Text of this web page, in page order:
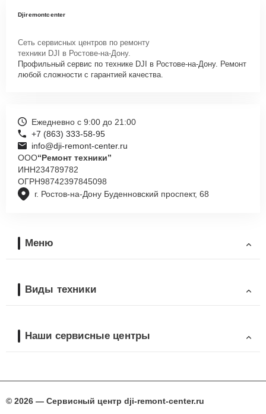
Djiremontcenter
Сеть сервисных центров по ремонту
техники DJI в Ростове-на-Дону.
Профильный сервис по технике DJI в Ростове-на-Дону. Ремонт
любой сложности с гарантией качества.
г. Ростов-на-Дону Буденновский проспект, 68
Ежедневно с 9:00 до 21:00
+7 (863) 333-58-95
info@dji-remont-center.ru
ООО“Ремонт техники”
ИНН234789782
ОГРН98742397845098
Меню
Виды техники
Наши сервисные центры
© 2026 — Сервисный центр dji-remont-center.ru